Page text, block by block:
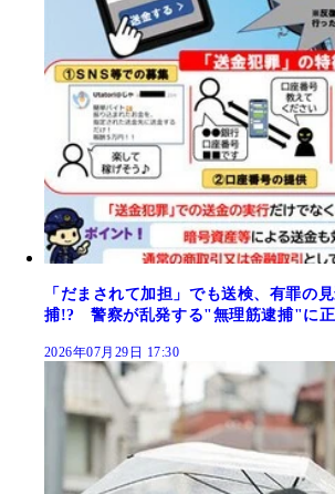
「だまされて加担」でも送検、有罪の
捕!? 警察が乱発する"無理筋逮捕"に正
2026年07月29日 17:30